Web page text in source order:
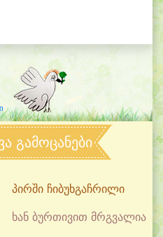
გამოცანები
პირში ჩიბუხგაჩრილი
ხან ბურთივით მრგვალია